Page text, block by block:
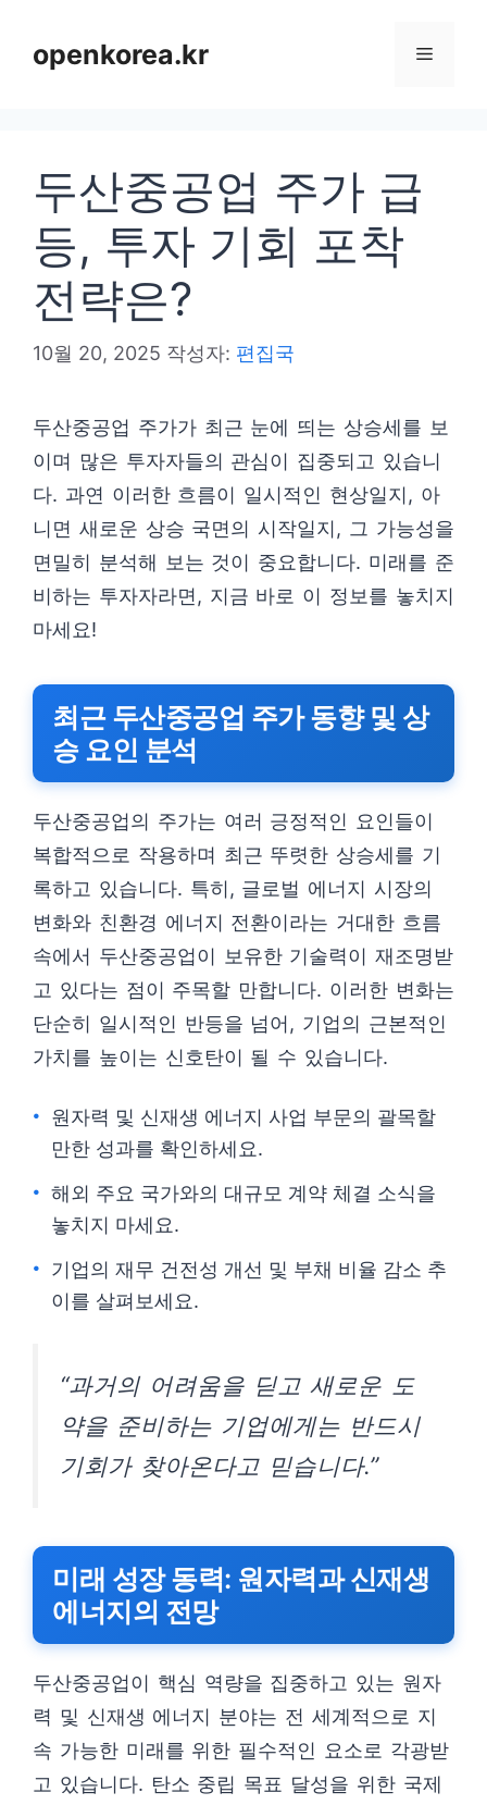
openkorea.kr 메
두산중공업 주가 급
등, 투자 기회 포착
전략은?
10월 20, 2025 작성자: 편집국
두산중공업 주가가 최근 눈에 띄는 상승세를 보
이며 많은 투자자들의 관심이 집중되고 있습니
다. 과연 이러한 흐름이 일시적인 현상일지, 아
니면 새로운 상승 국면의 시작일지, 그 가능성을
면밀히 분석해 보는 것이 중요합니다. 미래를 준
비하는 투자자라면, 지금 바로 이 정보를 놓치지
마세요!
최근 두산중공업 주가 동향 및 상
승 요인 분석
두산중공업의 주가는 여러 긍정적인 요인들이
복합적으로 작용하며 최근 뚜렷한 상승세를 기
록하고 있습니다. 특히, 글로벌 에너지 시장의
변화와 친환경 에너지 전환이라는 거대한 흐름
속에서 두산중공업이 보유한 기술력이 재조명받
고 있다는 점이 주목할 만합니다. 이러한 변화는
단순히 일시적인 반등을 넘어, 기업의 근본적인
가치를 높이는 신호탄이 될 수 있습니다.
원자력 및 신재생 에너지 사업 부문의 괄목할
만한 성과를 확인하세요.
해외 주요 국가와의 대규모 계약 체결 소식을
놓치지 마세요.
기업의 재무 건전성 개선 및 부채 비율 감소 추
이를 살펴보세요.
“과거의 어려움을 딛고 새로운 도
약을 준비하는 기업에게는 반드시
기회가 찾아온다고 믿습니다.”
미래 성장 동력: 원자력과 신재생
에너지의 전망
두산중공업이 핵심 역량을 집중하고 있는 원자
력 및 신재생 에너지 분야는 전 세계적으로 지
속 가능한 미래를 위한 필수적인 요소로 각광받
고 있습니다. 탄소 중립 목표 달성을 위한 국제